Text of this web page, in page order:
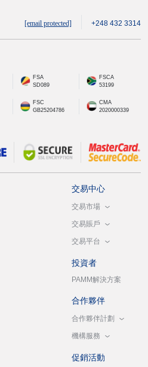
[email protected] +248 432 3314
FSA
SD089
FSCA
53199
FSC
GB25204786
CMA
2020000339
交易中心
交易市場
交易賬戶
交易平台
投資者
PAMM解決方案
合作夥伴
合作夥伴計劃
機構服務
促銷活動